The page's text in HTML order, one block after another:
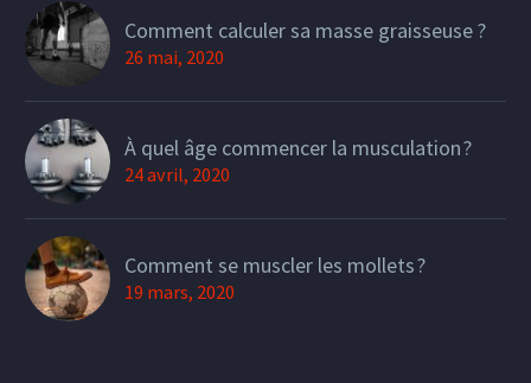
Comment calculer sa masse graisseuse ?
26 mai, 2020
À quel âge commencer la musculation ?
24 avril, 2020
Comment se muscler les mollets ?
19 mars, 2020